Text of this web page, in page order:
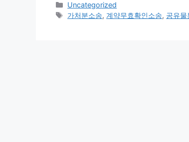
Categories
Uncategorized
Tags
가처분소송, 계약무효확인소송, 공유물